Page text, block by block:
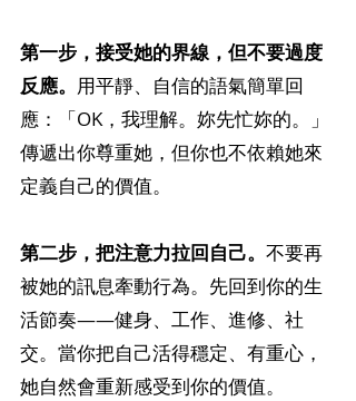
第一步，接受她的界線，但不要過度
反應。 用平靜、自信的語氣簡單回
應：「OK，我理解。妳先忙妳的。」
傳遞出你尊重她，但你也不依賴她來
定義自己的價值。
第二步，把注意力拉回自己。 不要再
被她的訊息牽動行為。先回到你的生
活節奏——健身、工作、進修、社
交。當你把自己活得穩定、有重心，
她自然會重新感受到你的價值。